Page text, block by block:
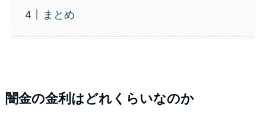
まとめ
闇金の金利はどれくらいなのか